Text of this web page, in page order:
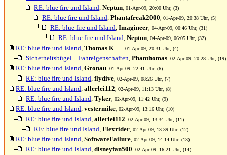
RE: blue fire und Island, Neptun , 01-Apr-09, 20:00 Uhr, (3)
RE: blue fire und Island, Phantafreak2000 , 01-Apr-09, 20:38 Uhr, (5)
RE: blue fire und Island, Imagineer , 04-Apr-09, 00:46 Uhr, (31)
RE: blue fire und Island, Neptun , 04-Apr-09, 06:05 Uhr, (32)
RE: blue fire und Island, Thomas K , 01-Apr-09, 20:31 Uhr, (4)
Sicherheitsbügel + Fahreigenschaften, Phanthomas , 02-Apr-09, 20:28 Uhr, (19)
RE: blue fire und Island, Gronau , 01-Apr-09, 22:41 Uhr, (6)
RE: blue fire und Island, flydive , 02-Apr-09, 08:26 Uhr, (7)
RE: blue fire und Island, allerlei112 , 02-Apr-09, 11:13 Uhr, (8)
RE: blue fire und Island, Tyker , 02-Apr-09, 11:42 Uhr, (9)
RE: blue fire und Island, vestermike , 02-Apr-09, 13:16 Uhr, (10)
RE: blue fire und Island, allerlei112 , 02-Apr-09, 13:34 Uhr, (11)
RE: blue fire und Island, Flexrider , 02-Apr-09, 13:39 Uhr, (12)
RE: blue fire und Island, SoftwareFailure , 02-Apr-09, 14:14 Uhr, (13)
RE: blue fire und Island, disneyfan500 , 02-Apr-09, 16:21 Uhr, (14)